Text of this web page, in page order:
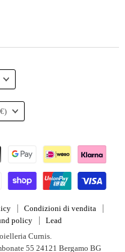
Condizioni di vendita
policy
Lead
Curnis.
55 24121 Bergamo BG
(EUR €)